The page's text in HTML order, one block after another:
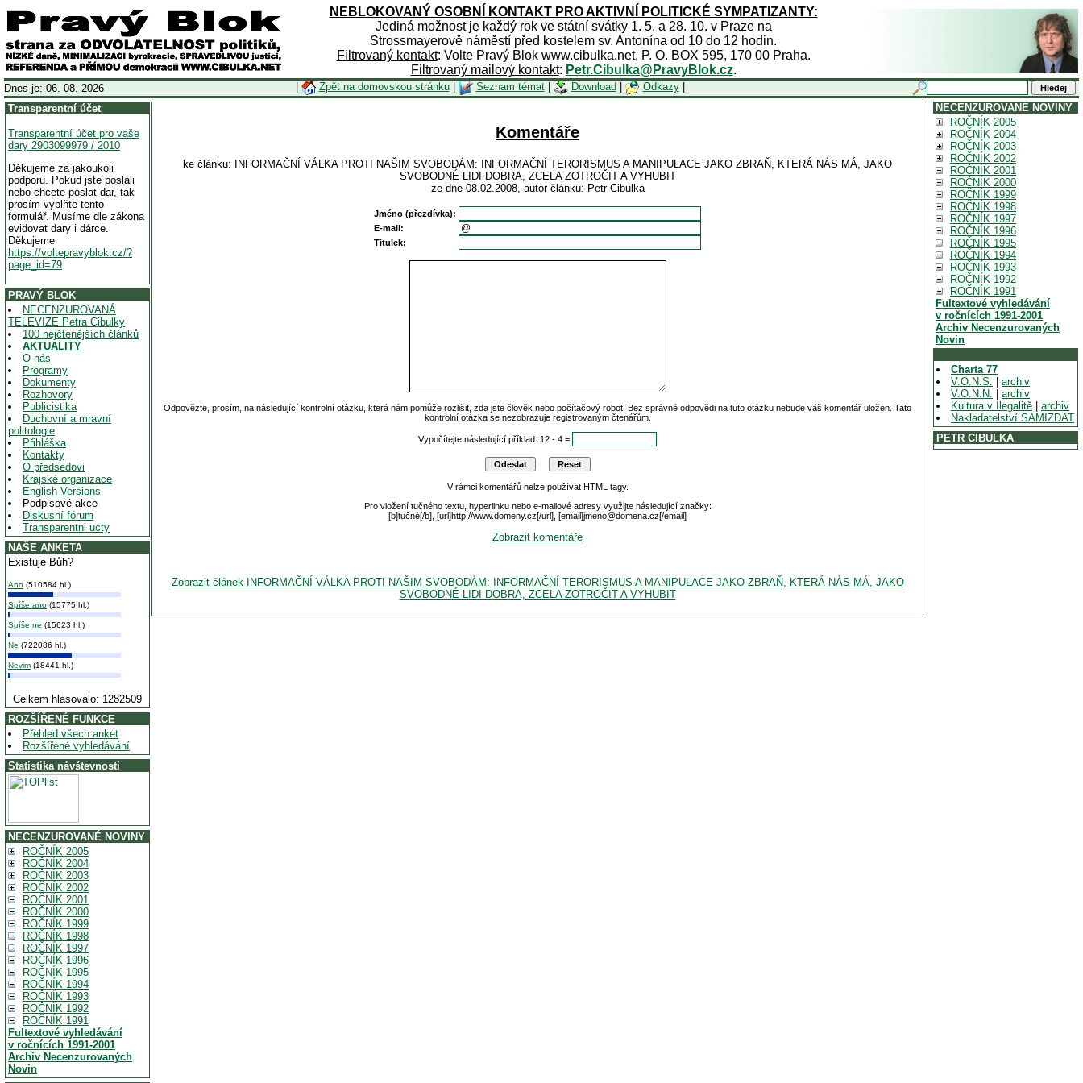
NEBLOKOVANÝ OSOBNÍ KONTAKT PRO AKTIVNÍ POLITICKÉ SYMPATIZANTY:
Jediná možnost je každý rok ve státní svátky 1. 5. a 28. 10. v Praze na
Strossmayerově náměstí před kostelem sv. Antonína od 10 do 12 hodin.
Filtrovaný kontakt: Volte Pravý Blok www.cibulka.net, P. O. BOX 595, 170 00 Praha.
Filtrovaný mailový kontakt: Petr.Cibulka@PravyBlok.cz.
Dnes je: 06. 08. 2026 Zpět na domovskou stránku| Seznam témat| Download Odkazy|
Transparentní účet
Transparentní účet pro vaše
dary 2903099979 / 2010
Děkujeme za jakoukoli
podporu. Pokud jste poslali
nebo chcete poslat dar, tak
prosím vyplňte tento
formulář. Musíme dle zákona
evidovat dary i dárce.
Děkujeme
https://voltepravyblok.cz/?
page_id=79
PRAVÝ BLOK
NECENZUROVANÁ
TELEVIZE Petra Cibulky
100 nejčtenějších článků
AKTUALITY
O nás
Programy
Dokumenty
Rozhovory
Publicistika
Duchovní a mravní
politologie
Přihláška
Kontakty
O předsedovi
Krajské organizace
English Versions
Podpisové akce
Diskusní fórum
Transparentni ucty
NAŠE ANKETA
Existuje Bůh?
Ano (510584 hl.)
Spíše ano (15775 hl.)
Spíše ne (15623 hl.)
Ne (722086 hl.)
Nevim (18441 hl.)
Celkem hlasovalo: 1282509
ROZŠÍŘENÉ FUNKCE
Přehled všech anket
Rozšířené vyhledávání
Statistika návštevnosti
NECENZUROVANÉ NOVINY
ROČNÍK 2005
ROČNÍK 2004
ROČNÍK 2003
ROČNÍK 2002
ROČNÍK 2001
ROČNÍK 2000
ROČNÍK 1999
ROČNÍK 1998
ROČNÍK 1997
ROČNÍK 1996
ROČNÍK 1995
ROČNÍK 1994
ROČNÍK 1993
ROČNÍK 1992
ROČNÍK 1991
Fultextové vyhledávání
v ročnících 1991-2001
Archiv Necenzurovaných
Novin
Komentáře
ke článku: INFORMAČNÍ VÁLKA PROTI NAŠIM SVOBODÁM: INFORMAČNÍ TERORISMUS A MANIPULACE JAKO ZBRAŇ, KTERÁ NÁS MÁ, JAKO
SVOBODNÉ LIDI DOBRA, ZCELA ZOTROČIT A VYHUBIT
ze dne 08.02.2008, autor článku: Petr Cibulka
Jméno (přezdívka):
E-mail:
Titulek:
Odpovězte, prosím, na následující kontrolní otázku, která nám pomůže rozlišit, zda jste člověk nebo počítačový robot. Bez správné odpovědi na tuto otázku nebude váš komentář uložen. Tato
kontrolní otázka se nezobrazuje registrovaným čtenářům.
Vypočítejte následující příklad: 12 - 4 =
V rámci komentářů nelze používat HTML tagy.
Pro vložení tučného textu, hyperlinku nebo e-mailové adresy využijte následující značky:
[b]tučné[/b], [url]http://www.domeny.cz[/url], [email]jmeno@domena.cz[/email]
Zobrazit komentáře
Zobrazit článek INFORMAČNÍ VÁLKA PROTI NAŠIM SVOBODÁM: INFORMAČNÍ TERORISMUS A MANIPULACE JAKO ZBRAŇ, KTERÁ NÁS MÁ, JAKO
SVOBODNÉ LIDI DOBRA, ZCELA ZOTROČIT A VYHUBIT
NECENZUROVANÉ NOVINY
ROČNÍK 2005
ROČNÍK 2004
ROČNÍK 2003
ROČNÍK 2002
ROČNÍK 2001
ROČNÍK 2000
ROČNÍK 1999
ROČNÍK 1998
ROČNÍK 1997
ROČNÍK 1996
ROČNÍK 1995
ROČNÍK 1994
ROČNÍK 1993
ROČNÍK 1992
ROČNÍK 1991
Fultextové vyhledávání
v ročnících 1991-2001
Archiv Necenzurovaných
Novin
Charta 77
V.O.N.S.
archiv
V.O.N.N.
archiv
Kultura v Ilegalitě
archiv
Nakladatelství SAMIZDAT
PETR CIBULKA